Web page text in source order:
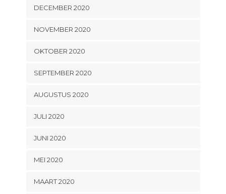
DECEMBER 2020
NOVEMBER 2020
OKTOBER 2020
SEPTEMBER 2020
AUGUSTUS 2020
JULI 2020
JUNI 2020
MEI 2020
MAART 2020